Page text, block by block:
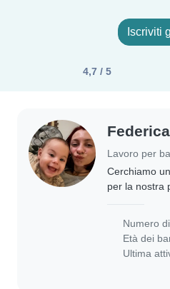
Iscriviti
4,7 / 5
Federica
Cerchiamo
per la nostra
Numero
Età dei
Ultima